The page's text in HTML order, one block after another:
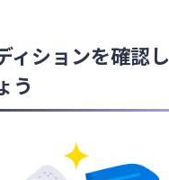
ィションを確認し
う